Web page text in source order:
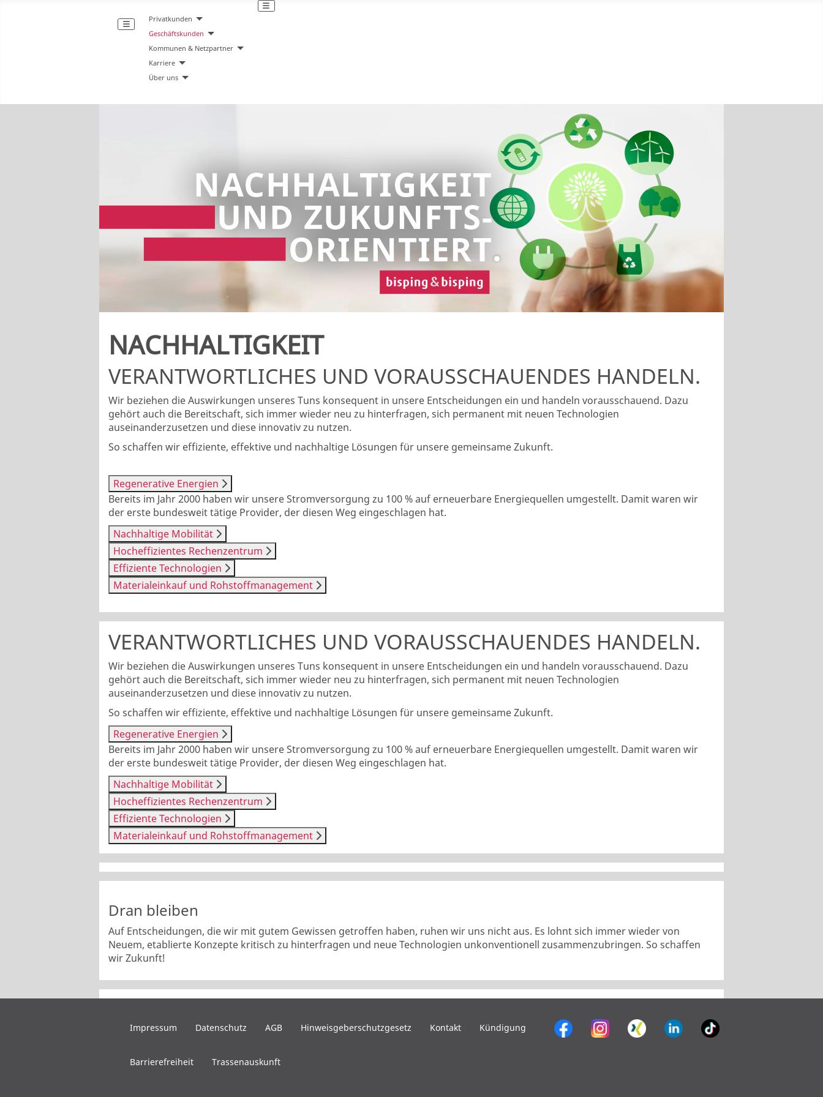
Privatkunden
Geschäftskunden
Kommunen & Netzpartner
Karriere
Über uns
NACHHALTIGKEIT
VERANTWORTLICHES UND VORAUSSCHAUENDES HANDELN.
Wir beziehen die Auswirkungen unseres Tuns konsequent in unsere Entscheidungen ein und handeln vorausschauend. Dazu
gehört auch die Bereitschaft, sich immer wieder neu zu hinterfragen, sich permanent mit neuen Technologien
auseinanderzusetzen und diese innovativ zu nutzen.
So schaffen wir effiziente, effektive und nachhaltige Lösungen für unsere gemeinsame Zukunft.
Regenerative Energien
Bereits im Jahr 2000 haben wir unsere Stromversorgung zu 100 % auf erneuerbare Energiequellen umgestellt. Damit waren wir
der erste bundesweit tätige Provider, der diesen Weg eingeschlagen hat.
Nachhaltige Mobilität
Hocheffizientes Rechenzentrum
Effiziente Technologien
Materialeinkauf und Rohstoffmanagement
VERANTWORTLICHES UND VORAUSSCHAUENDES HANDELN.
Wir beziehen die Auswirkungen unseres Tuns konsequent in unsere Entscheidungen ein und handeln vorausschauend. Dazu
gehört auch die Bereitschaft, sich immer wieder neu zu hinterfragen, sich permanent mit neuen Technologien
auseinanderzusetzen und diese innovativ zu nutzen.
So schaffen wir effiziente, effektive und nachhaltige Lösungen für unsere gemeinsame Zukunft.
Regenerative Energien
Bereits im Jahr 2000 haben wir unsere Stromversorgung zu 100 % auf erneuerbare Energiequellen umgestellt. Damit waren wir
der erste bundesweit tätige Provider, der diesen Weg eingeschlagen hat.
Nachhaltige Mobilität
Hocheffizientes Rechenzentrum
Effiziente Technologien
Materialeinkauf und Rohstoffmanagement
Dran bleiben
Auf Entscheidungen, die wir mit gutem Gewissen getroffen haben, ruhen wir uns nicht aus. Es lohnt sich immer wieder von
Neuem, etablierte Konzepte kritisch zu hinterfragen und neue Technologien unkonventionell zusammenzubringen. So schaffen
wir Zukunft!
Impressum Datenschutz AGB Hinweisgeberschutzgesetz Kontakt Kündigung
Barrierefreiheit Trassenauskunft